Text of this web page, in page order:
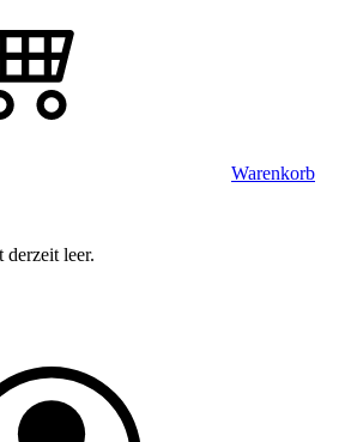
Warenkorb
derzeit leer.